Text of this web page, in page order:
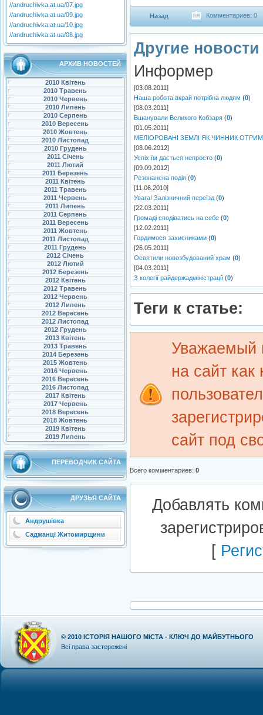
//andruchivka.at.ua/07.jpg
//andruchivka.at.ua/09.jpg
//andruchivka.at.ua/10.jpg
//andruchivka.at.ua/08.jpg
АРХИВ НОВОСТЕЙ
2010 Квітень
2010 Травень
2010 Червень
2010 Липень
2010 Серпень
2010 Вересень
2010 Жовтень
2010 Листопад
2010 Грудень
2011 Січень
2011 Лютий
2011 Березень
2011 Квітень
2011 Травень
2011 Червень
2011 Липень
2011 Серпень
2011 Вересень
2011 Жовтень
2011 Листопад
2011 Грудень
2012 Січень
2012 Лютий
2012 Березень
2012 Квітень
2012 Травень
2012 Червень
2012 Липень
2012 Вересень
2012 Листопад
2012 Грудень
2013 Квітень
2013 Травень
2014 Березень
2015 Жовтень
2016 Червень
2016 Вересень
2016 Листопад
2017 Квітень
2017 Червень
2018 Вересень
2018 Жовтень
2019 Квітень
2019 Липень
ПЕРЕВОДЧИК САЙТА
ДРУЗЬЯ САЙТА
Андрушівка
Саджанці Житомирщини
Назад Комментариев: 0
Другие
Информер
[03.08.2011]
Наша робота вкрай потрібна людям (0)
[08.03.2011]
Вшанували Великого Кобзаря (0)
[01.05.2011]
МЕЛІОРОВАНІ ЗЕМЛІ ЯК ЧИННИК
[08.06.2012]
Успіх їм дається непросто (0)
[09.09.2012]
Резонансна подія (0)
[11.06.2010]
Увага! Залізничний переїзд (0)
[22.03.2011]
Громаді сподіватись на себе (0)
[12.02.2011]
Гордимося захисниками (0)
[26.05.2011]
Освятили новозбудований храм (0)
[04.03.2011]
З колегії райдержадміністрації (0)
Теги к статье:
Уважаемый
на сайт как
сайт под
Всего комментариев: 0
Добавлять
[
© 2010 ІСТОРІЯ НАШОГО МІСТА - КЛЮЧ ДО МАЙБУТНЬОГО
Всі права застережені